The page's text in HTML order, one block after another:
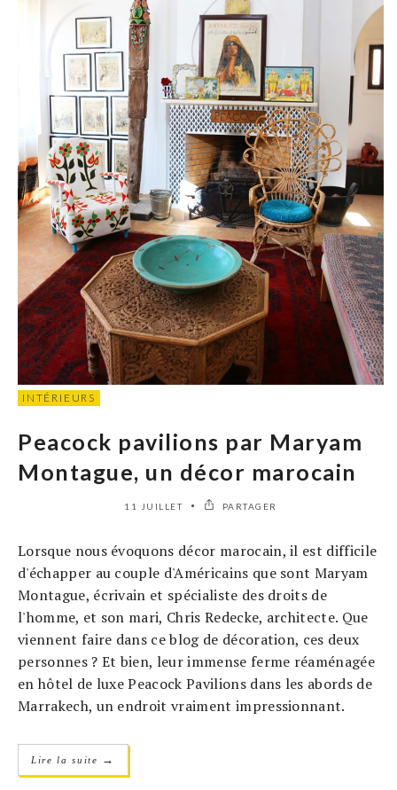
INTÉRIEURS
Peacock pavilions par Maryam
Montague, un décor marocain
11 JUILLET PARTAGER
Lorsque nous évoquons décor marocain, il est difficile
d'échapper au couple d'Américains que sont Maryam
Montague, écrivain et spécialiste des droits de
l'homme, et son mari, Chris Redecke, architecte. Que
viennent faire dans ce blog de décoration, ces deux
personnes ? Et bien, leur immense ferme réaménagée
en hôtel de luxe Peacock Pavilions dans les abords de
Marrakech, un endroit vraiment impressionnant.
Lire la suite →